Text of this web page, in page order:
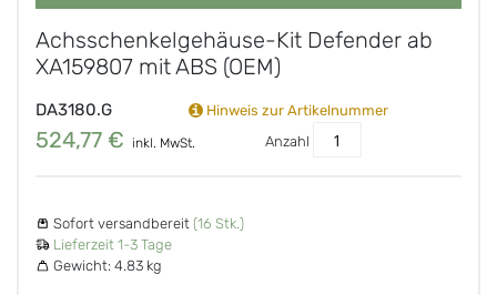
Achsschenkelgehäuse-Kit Defender ab
XA159807 mit ABS (OEM)
DA3180.G Hinweis zur Artikelnummer
524,77 € inkl. MwSt. Anzahl
Sofort versandbereit (16 Stk.)
Lieferzeit 1-3 Tage
Gewicht: 4.83 kg